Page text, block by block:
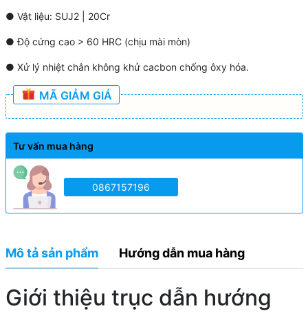
● Vật liệu: SUJ2 | 20Cr
● Độ cứng cao > 60 HRC (chịu mài mòn)
● Xử lý nhiệt chân không khử cacbon chống ôxy hóa.
MÃ GIẢM GIÁ
Tư vấn mua hàng
0867157196
Mô tả sản phẩm Hướng dẫn mua hàng
Giới thiệu trục dẫn hướng